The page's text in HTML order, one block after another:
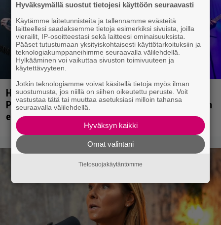
Hellsinki Metal Festival -galleria, osa 2: Opeth,
Paradise Lost, The Kovenant ja muut päätöspäivän
esiintyjät
Hyväksymällä suostut tietojesi käyttöön seuraavasti
Käytämme laitetunnisteita ja tallennamme evästeitä
laitteellesi saadaksemme tietoja esimerkiksi sivuista, joilla
vierailit, IP-osoitteestasi sekä laitteesi ominaisuuksista.
Pääset tutustumaan yksityiskohtaisesti käyttötarkoituksiin ja
teknologiakumppaneihimme seuraavalla välilehdellä.
Hylkääminen voi vaikuttaa sivuston toimivuuteen ja
käytettävyyteen.
Jotkin teknologiamme voivat käsitellä tietoja myös ilman
suostumusta, jos niillä on siihen oikeutettu peruste. Voit
vastustaa tätä tai muuttaa asetuksiasi milloin tahansa
seuraavalla välilehdellä.
Hyväksyn kaikki
Omat valintani
Tietosuojakäytäntömme